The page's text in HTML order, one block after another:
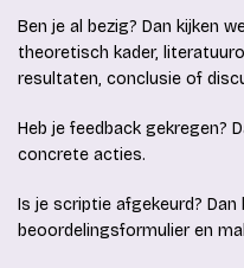
Ben je al bezig? Dan kijken
theoretisch kader,
resultaten, conclusie of
Heb je feedback gekregen?
concrete acties.
Is je scriptie afgekeurd? Dan
beoordelingsformulier en